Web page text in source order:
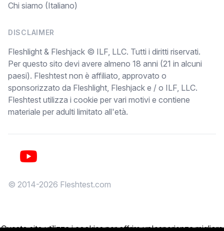
Chi siamo (Italiano)
DISCLAIMER
Fleshlight & Fleshjack © ILF, LLC. Tutti i diritti riservati.
Per questo sito devi avere almeno 18 anni (21 in alcuni
paesi). Fleshtest non è affiliato, approvato o
sponsorizzato da Fleshlight, Fleshjack e / o ILF, LLC.
Fleshtest utilizza i cookie per vari motivi e contiene
materiale per adulti limitato all'età.
YouTube
© 2014-2026 Fleshtest.com
Questo sito utilizza i cookies per offrire un'esperienza migliore